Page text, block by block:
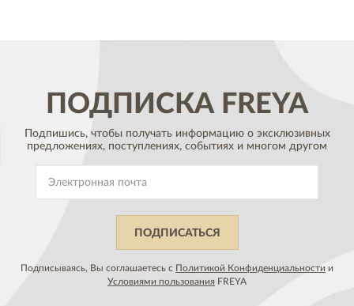
ПОДПИСКА FREYA
Подпишись, чтобы получать информацию о эксклюзивных
предложениях, поступлениях, событиях и многом другом
ПОДПИСАТЬСЯ
Подписываясь, Вы соглашаетесь с Политикой Конфиденциальности и
Условиями пользования FREYA